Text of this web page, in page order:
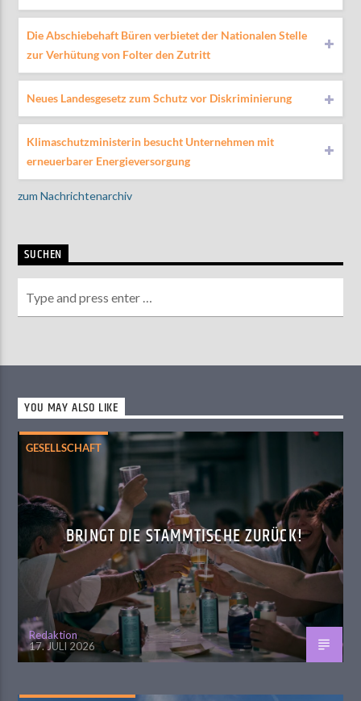
Die Abschiebehaft Büren verbietet der Nationalen Stelle
zur Verhütung von Folter den Zutritt
Neues Landesgesetz zum Schutz vor Diskriminierung
Klimaschutzministerin besucht Unternehmen mit
erneuerbarer Energieversorgung
zum Nachrichtenarchiv
SUCHEN
YOU MAY ALSO LIKE
GESELLSCHAFT
BRINGT DIE STAMMTISCHE ZURÜCK!
Redaktion
17. JULI 2026